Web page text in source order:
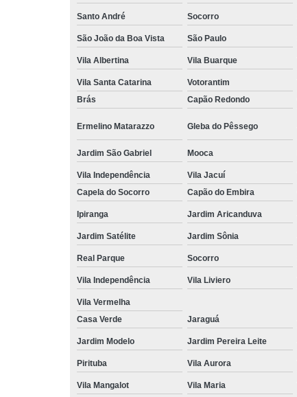
Santo André Socorro
São João da Boa Vista São Paulo
Vila Albertina Vila Buarque
Vila Santa Catarina Votorantim
Brás
Capão Redondo
Ermelino Matarazzo Gleba do Pêssego
Jardim São Gabriel Mooca
Vila Independência Vila Jacuí
Capela do Socorro
Capão do Embira
Ipiranga Jardim Aricanduva
Jardim Satélite Jardim Sônia
Real Parque Socorro
Vila Independência Vila Liviero
Vila Vermelha
Casa Verde
Jaraguá
Jardim Modelo Jardim Pereira Leite
Pirituba Vila Aurora
Vila Mangalot Vila Maria